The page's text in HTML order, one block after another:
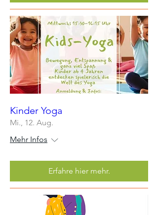
Kinder Yoga
Mi., 12. Aug.
Mehr Infos
Erfahre hier mehr.